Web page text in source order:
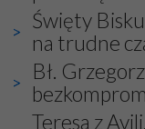
Oprócz
wysłuchania
niezwykłej czci
pięknych pieśni.
Każdy z nas
Święty
na trudne
Bł.
Teresa z